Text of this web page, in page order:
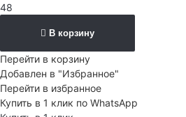
48
В корзину
Перейти в корзину
Добавлен в "Избранное"
Перейти в избранное
Купить в 1 клик по WhatsApp